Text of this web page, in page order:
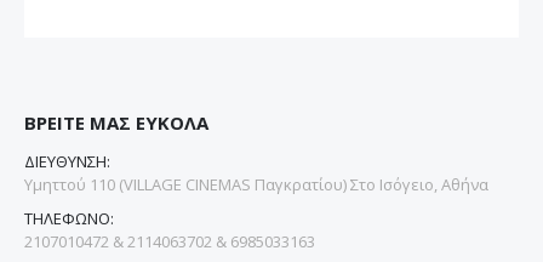
ΒΡΕΙΤΕ ΜΑΣ ΕΥΚΟΛΑ
ΔΙΕΥΘΥΝΣΗ:
Υμηττού 110 (VILLAGE CINEMAS Παγκρατίου) Στο Ισόγειο, Αθήνα
ΤΗΛΕΦΩΝΟ:
2107010472 & 2114063702 & 6985033163